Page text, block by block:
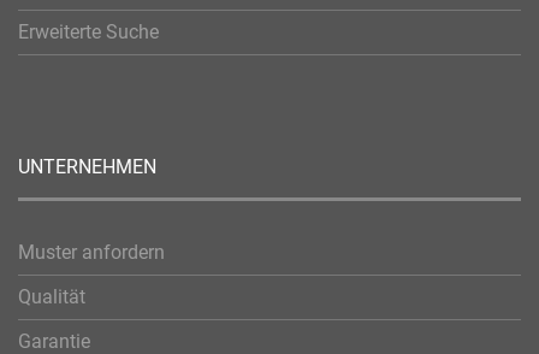
Erweiterte Suche
UNTERNEHMEN
Muster anfordern
Qualität
Garantie